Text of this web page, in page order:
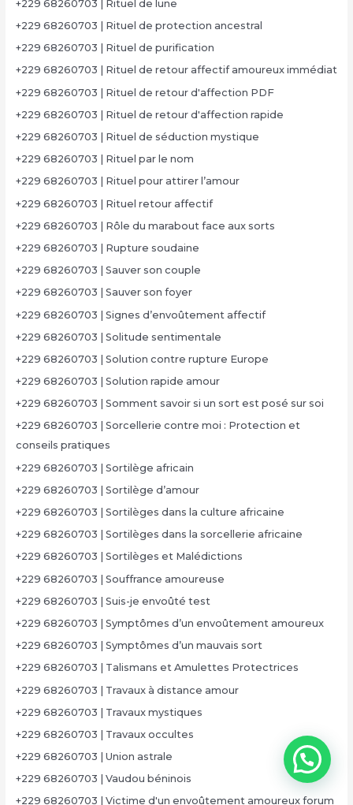
+229 68260703 | Rituel de lune
+229 68260703 | Rituel de protection ancestral
+229 68260703 | Rituel de purification
+229 68260703 | Rituel de retour affectif amoureux immédiat
+229 68260703 | Rituel de retour d'affection PDF
+229 68260703 | Rituel de retour d'affection rapide
+229 68260703 | Rituel de séduction mystique
+229 68260703 | Rituel par le nom
+229 68260703 | Rituel pour attirer l’amour
+229 68260703 | Rituel retour affectif
+229 68260703 | Rôle du marabout face aux sorts
+229 68260703 | Rupture soudaine
+229 68260703 | Sauver son couple
+229 68260703 | Sauver son foyer
+229 68260703 | Signes d’envoûtement affectif
+229 68260703 | Solitude sentimentale
+229 68260703 | Solution contre rupture Europe
+229 68260703 | Solution rapide amour
+229 68260703 | Somment savoir si un sort est posé sur soi
+229 68260703 | Sorcellerie contre moi : Protection et
conseils pratiques
+229 68260703 | Sortilège africain
+229 68260703 | Sortilège d’amour
+229 68260703 | Sortilèges dans la culture africaine
+229 68260703 | Sortilèges dans la sorcellerie africaine
+229 68260703 | Sortilèges et Malédictions
+229 68260703 | Souffrance amoureuse
+229 68260703 | Suis-je envoûté test
+229 68260703 | Symptômes d’un envoûtement amoureux
+229 68260703 | Symptômes d’un mauvais sort
+229 68260703 | Talismans et Amulettes Protectrices
+229 68260703 | Travaux à distance amour
+229 68260703 | Travaux mystiques
+229 68260703 | Travaux occultes
+229 68260703 | Union astrale
+229 68260703 | Vaudou béninois
+229 68260703 | Victime d'un envoûtement amoureux forum